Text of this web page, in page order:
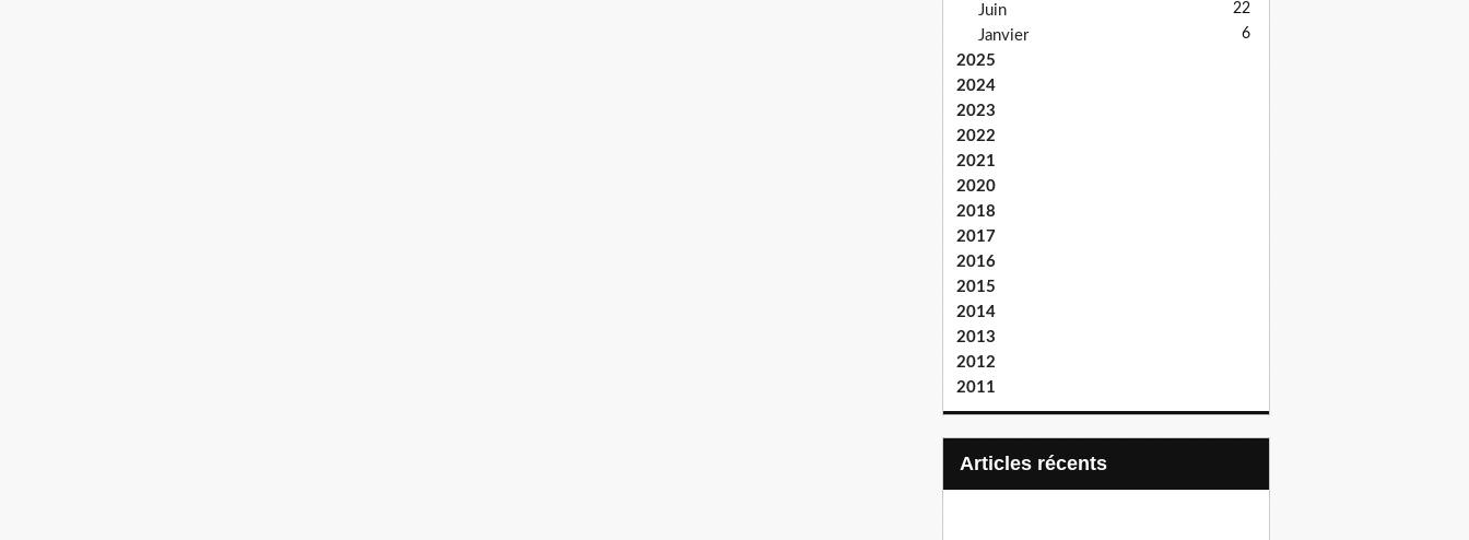
Juin 22
Janvier 6
2025
2024
2023
2022
2021
2020
2018
2017
2016
2015
2014
2013
2012
2011
articles récents